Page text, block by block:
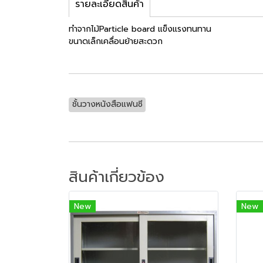
รายละเอียดสินค้า
ทำจากไม้Particle board แข็งแรงทนทาน
ขนาดเล็กเคลื่อนย้ายสะดวก
ชั้นวางหนังสือแฟนซี
สินค้าเกี่ยวข้อง
New New